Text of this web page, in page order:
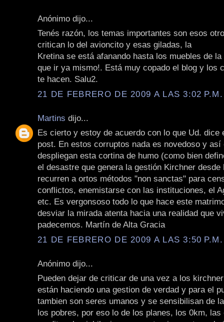
Anónimo dijo...
Tenés razón, los temas importantes son esos
critican lo del avioncito y esas giladas, la
Kretina se está afanando hasta los muebles de
que ir ya mismo!. Está muy copado el blog y los
te hacen. Salu2.
21 DE FEBRERO DE 2009 A LAS 3:02 P.M.
Martins dijo...
Es cierto y estoy de acuerdo con lo que Ud. dice
post. En estos corruptos nada es novedoso y así
despliegan esta cortina de humo (como bien
el desastre que genera la gestión Kirchner desde
recurren a ortos métodos "non sanctas" para
conflictos, enemistarse con las instituciones, el
etc. Es vergonsoso todo lo que hace este
desviar la mirada atenta hacia una realidad que
padecemos. Martín de Alta Gracia
21 DE FEBRERO DE 2009 A LAS 3:50 P.M.
Anónimo dijo...
Pueden dejar de criticar de una vez a los
están haciendo una gestion de verdad y para el
tambien son seres umanos y se sensibilisan de
los pobres, por eso lo de los planes, los 0km, las